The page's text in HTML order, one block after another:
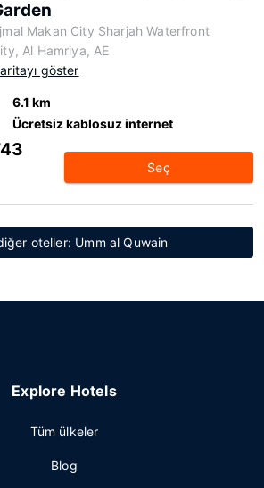
Makan City Sharjah Waterfront
Al Hamriya, AE
göster
6.1 km
Ücretsiz kablosuz internet
Seç
oteller: Umm al Quwain
Explore Hotels
Tüm ülkeler
Blog